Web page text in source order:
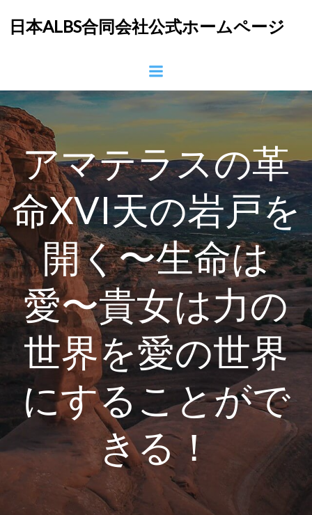
ン
ツ
へ
プ
日本ALBS合同会社公式ホームページ
アマテラスの革
命XVI天の岩戸を
開く〜生命は
愛〜貴女は力の
世界を愛の世界
にすることがで
きる！